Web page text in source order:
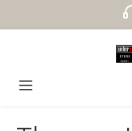
Zum Hauptinhalt